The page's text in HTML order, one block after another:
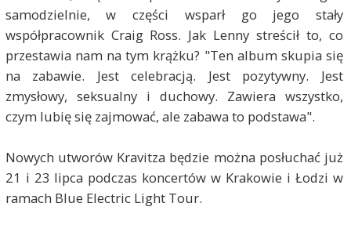
samodzielnie, w części wsparł go jego stały
współpracownik Craig Ross. Jak Lenny streścił to, co
przestawia nam na tym krążku? "Ten album skupia się
na zabawie. Jest celebracją. Jest pozytywny. Jest
zmysłowy, seksualny i duchowy. Zawiera wszystko,
czym lubię się zajmować, ale zabawa to podstawa".
Nowych utworów Kravitza będzie można posłuchać już
21 i 23 lipca podczas koncertów w Krakowie i Łodzi w
ramach Blue Electric Light Tour.